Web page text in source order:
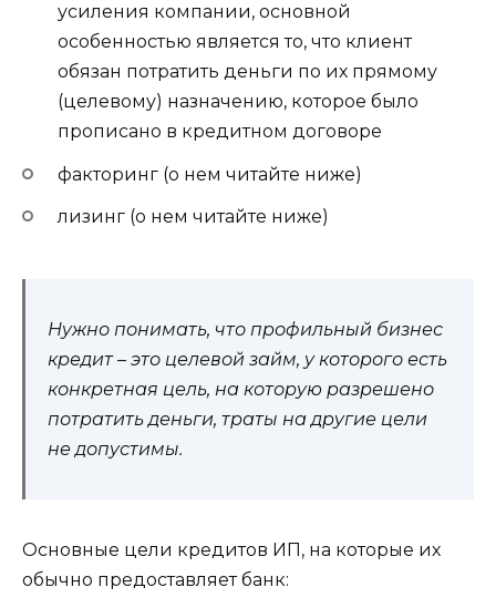
усиления компании, основной
особенностью является то, что клиент
обязан потратить деньги по их прямому
(целевому) назначению, которое было
прописано в кредитном договоре
факторинг (о нем читайте ниже)
лизинг (о нем читайте ниже)
Нужно понимать, что профильный бизнес
кредит – это целевой займ, у которого есть
конкретная цель, на которую разрешено
потратить деньги, траты на другие цели
не допустимы.
Основные цели кредитов ИП, на которые их
обычно предоставляет банк: